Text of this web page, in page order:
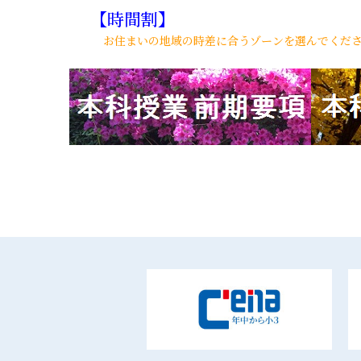
【時間割】
お住まいの地域の時差に合うゾーンを選んでくだ